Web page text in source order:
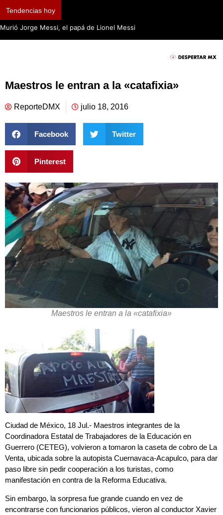
Tendencias hoy
Murió Jorge Messi, el papá de Lionel Messi
Maestros le entran a la «catafixia»
ReporteDMX julio 18, 2016
Facebook Twitter
Pinterest
Maestros le entran a la «catafixia»
Ciudad de México, 18 Jul.- Maestros integrantes de la
Coordinadora Estatal de Trabajadores de la Educación en
Guerrero (CETEG), volvieron a tomaron la caseta de cobro de La
Venta, ubicada sobre la autopista Cuernavaca-Acapulco, para dar
paso libre sin pedir cooperación a los turistas, como
manifestación en contra de la Reforma Educativa.
Sin embargo, la sorpresa fue grande cuando en vez de
encontrarse con funcionarios públicos, vieron al conductor Xavier